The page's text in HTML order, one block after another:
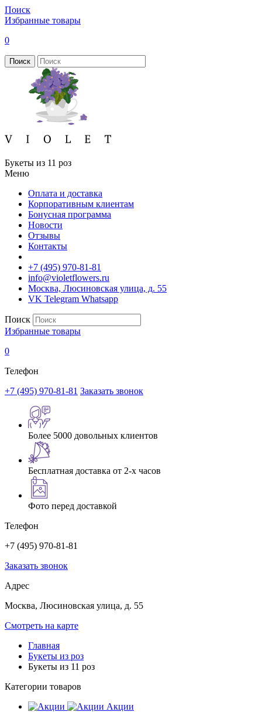
Поиск
Избранные товары
0
Поиск
Букеты из 11 роз
Меню
Оплата и доставка
Корпоративным клиентам
Бонусная программа
Новости
Отзывы
Контакты
+7 (495) 970-81-81
info@violetflowers.ru
Москва, Люсиновская улица, д. 55
VK Telegram Whatsapp
Поиск
Избранные товары
0
Телефон
+7 (495) 970-81-81 Заказать звонок
Более 5000 довольных клиентов
Бесплатная доставка от 2-х часов
Фото перед доставкой
Телефон
+7 (495) 970-81-81
Заказать звонок
Адрес
Москва, Люсиновская улица, д. 55
Смотреть на карте
Главная
Букеты из роз
Букеты из 11 роз
Категории товаров
Акции